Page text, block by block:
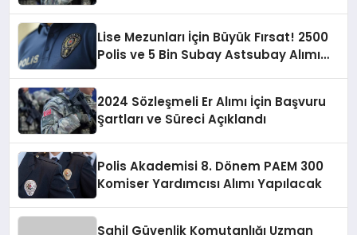
Lise Mezunları İçin Büyük Fırsat! 2500
Polis ve 5 Bin Subay Astsubay Alımı
2024 Sözleşmeli Er Alımı İçin Başvuru
Şartları ve Süreci Açıklandı
Polis Akademisi 8. Dönem PAEM 300
Komiser Yardımcısı Alımı Yapılacak
Sahil Güvenlik Komutanlığı Uzman